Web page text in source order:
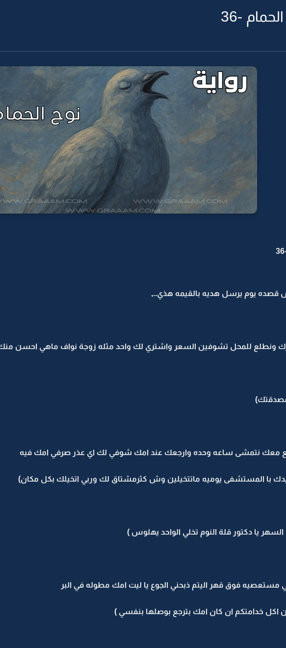
-36
قصده يوم يرسل هديه بالقيمه هذي..,
ونطلع للمحل تشوفين السعر واشتري لك واحد مثله زوجة نواف ماهي احسن
معك نتمشى ساعه وحده وارجعك عند امك شوفي لك اي عذر صرفي امك فيه
با المستشفى يوميه ماتتخيلين وش كثرمشتاق لك وربي اتخيلك بكل مكان)
يا دكتور قلة النوم تخلي الواحد يهلوس )
مستعصيه فوق قهر اليتم ذبحني الجوع يا ليت امك مطوله في البر
اكل خدامتكم ان كان امك بترجع بوصلها بنفسي )